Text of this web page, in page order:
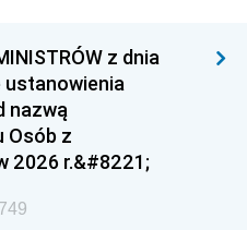
z dnia
ustanowienia
nazwą
Osób z
2026 r.&#8221;